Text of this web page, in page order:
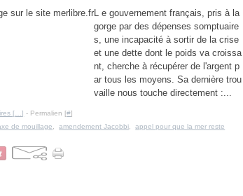
L e gouvernement français, pris à la
gorge par des dépenses somptuaire
s, une incapacité à sortir de la crise
et une dette dont le poids va croissa
nt, cherche à récupérer de l'argent p
ar tous les moyens. Sa dernière trou
vaille nous touche directement :...
[ …] - Permalien [#]
de mouillage ,amendement Jacobbi ,appel pour que la mer reste